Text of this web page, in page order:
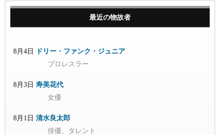
最近の物故者
8月4日
ドリー・ファンク・ジュニア
プロレスラー
8月3日 寿美花代
女優
8月1日 清水良太郎
俳優、タレント